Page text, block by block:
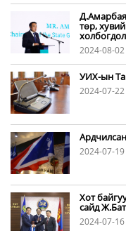
төр,
2024-08-02
УИХ-ын
2024-07-22
2024-07-19
Хот
сайд
2024-07-16